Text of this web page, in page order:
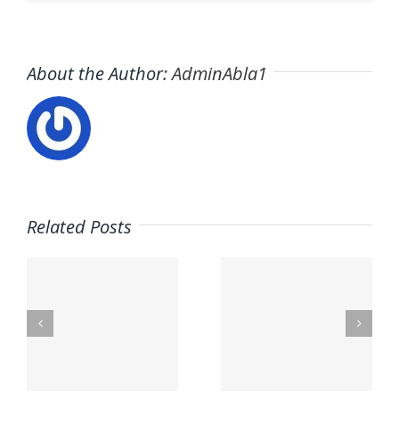
About the Author:AdminAbla1
Related Posts¿Buscas
Nosotros